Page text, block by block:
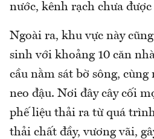
nước, kênh rạch chưa được
Ngoài ra, khu vực này
sinh với khoảng 10 căn
cầu nằm sát bờ sông, cùng
neo đậu. Nơi đây cây cối
phế liệu thải ra từ quá
thải chất đầy, vương vãi,